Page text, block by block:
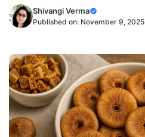
Shivangi Verma
Published on: November 9, 2025